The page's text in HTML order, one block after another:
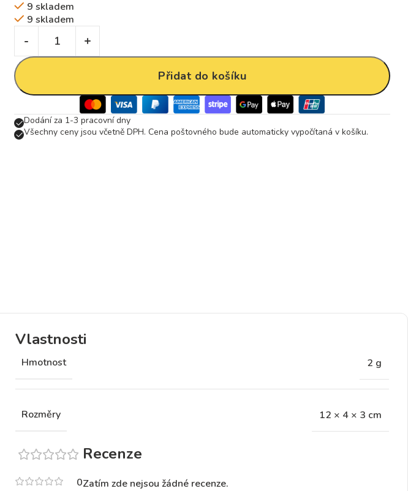
9 skladem
9 skladem
Přidat do košíku
Dodání za 1-3 pracovní dny
Všechny ceny jsou včetně DPH. Cena poštovného bude automaticky vypočítaná v košíku.
Vlastnosti
Hmotnost 2 g
Rozměry 12 × 4 × 3 cm
0
Recenze
Zatím zde nejsou žádné recenze.